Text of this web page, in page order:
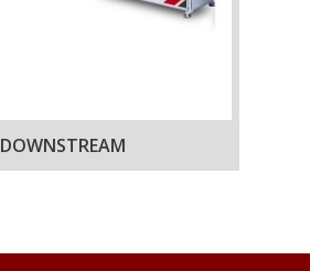
DOWNSTREAM